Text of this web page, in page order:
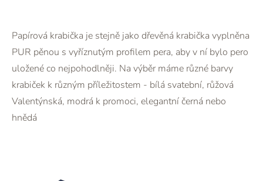
Papírová krabička je stejně jako dřevěná krabička vyplněna
PUR pěnou s vyříznutým profilem pera, aby v ní bylo pero
uložené co nejpohodlněji. Na výběr máme různé barvy
krabiček k různým příležitostem - bílá svatební, růžová
Valentýnská, modrá k promoci, elegantní černá nebo
hnědá